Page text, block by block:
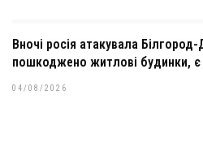
Вночі росія атакувала
пошкоджено житлові будинки, є
04/08/2026